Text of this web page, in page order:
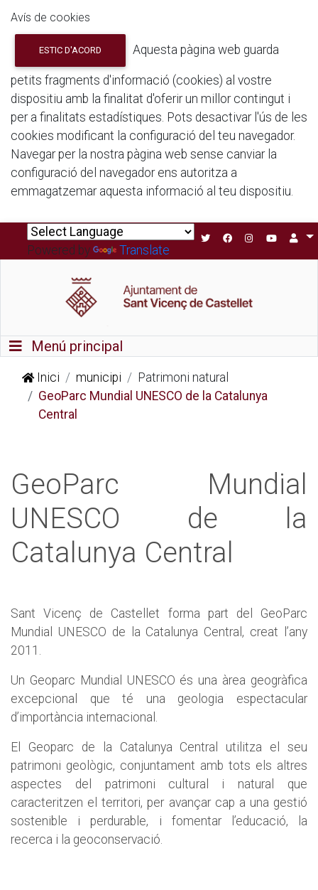
Avís de cookies
ESTIC D'ACORD Aquesta pàgina web guarda
petits fragments d'informació (cookies) al vostre
dispositiu amb la finalitat d'oferir un millor contingut i
per a finalitats estadístiques. Pots desactivar l'ús de les
cookies modificant la configuració del teu navegador.
Navegar per la nostra pàgina web sense canviar la
configuració del navegador ens autoritza a
emmagatzemar aquesta informació al teu dispositiu.
Powered by Translate
Commutador de navegació
Menú principal
Inici municipi
Patrimoni natural
GeoParc Mundial UNESCO de la Catalunya
Central
GeoParc Mundial
UNESCO de la
Catalunya Central
Sant Vicenç de Castellet forma part del GeoParc
Mundial UNESCO de la Catalunya Central, creat l’any
2011.
Un Geoparc Mundial UNESCO és una àrea geogràfica
excepcional que té una geologia espectacular
d’importància internacional.
El Geoparc de la Catalunya Central utilitza el seu
patrimoni geològic, conjuntament amb tots els altres
aspectes del patrimoni cultural i natural que
caracteritzen el territori, per avançar cap a una gestió
sostenible i perdurable, i fomentar l’educació, la
recerca i la geoconservació.